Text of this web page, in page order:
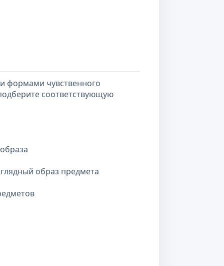
формами чувственного
соответствующую
образ предмета